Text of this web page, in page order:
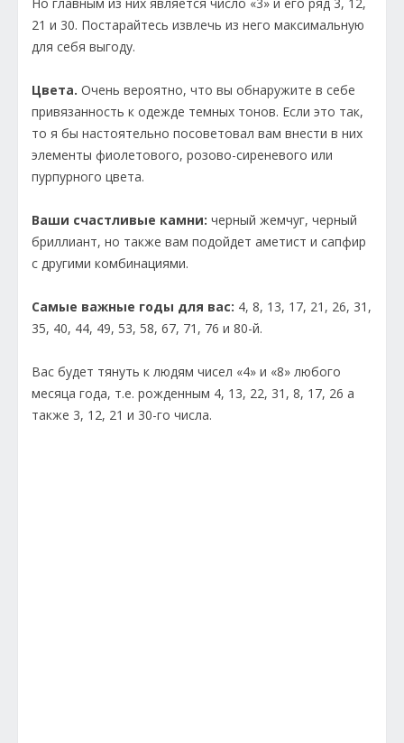
21 и 30. Постарайтесь извлечь из него максимальную
для себя выгоду.
Цвета. Очень вероятно, что вы обнаружите в себе
привязанность к одежде темных тонов. Если это так,
то я бы настоятельно посоветовал вам внести в них
элементы фиолетового, розово-сиреневого или
пурпурного цвета.
Ваши счастливые камни: черный жемчуг, черный
бриллиант, но также вам подойдет аметист и сапфир
с другими комбинациями.
Самые важные годы для вас: 4, 8, 13, 17, 21, 26, 31,
35, 40, 44, 49, 53, 58, 67, 71, 76 и 80-й.
Вас будет тянуть к людям чисел «4» и «8» любого
месяца года, т.е. рожденным 4, 13, 22, 31, 8, 17, 26 а
также 3, 12, 21 и 30-го числа.